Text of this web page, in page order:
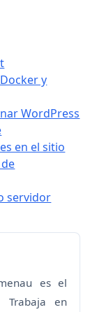
y
WordPress
en el sitio
servidor
es el
Trabaja en